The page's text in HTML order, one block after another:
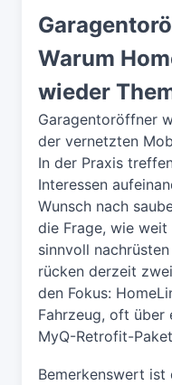
Warum
wieder
Garagentoröffner
der vernetzten
In der Praxis
Interessen
Wunsch nach
die Frage, wie
sinnvoll
rücken derzeit
den Fokus:
Fahrzeug, oft über
MyQ-Retrofit-
Bemerkenswert ist